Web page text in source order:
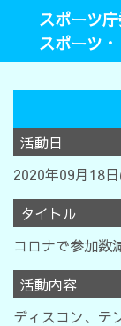
スポーツ
スポーツ
活動日
2020年09月18
タイトル
コロナで参加数
活動内容
ディスコン、テ